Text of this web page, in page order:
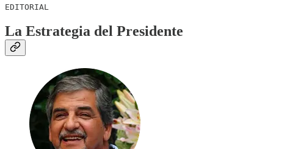
EDITORIAL
La Estrategia del Presidente